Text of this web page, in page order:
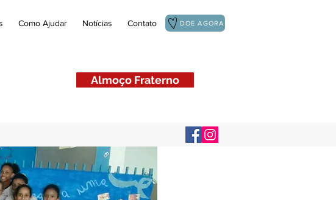
Como Ajudar Notícias Contato DOE AGORA
Almoço Fraterno